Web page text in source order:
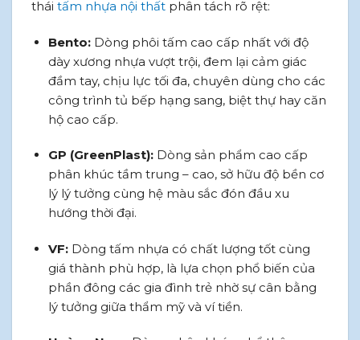
thái tấm nhựa nội thất phân tách rõ rệt:
Bento:Dòng phôi tấm cao cấp nhất với độ
dày xương nhựa vượt trội, đem lại cảm giác
đầm tay, chịu lực tối đa, chuyên dùng cho các
công trình tủ bếp hạng sang, biệt thự hay căn
hộ cao cấp.
GP (GreenPlast):Dòng sản phẩm cao cấp
phân khúc tầm trung – cao, sở hữu độ bền cơ
lý lý tưởng cùng hệ màu sắc đón đầu xu
hướng thời đại.
VF:Dòng tấm nhựa có chất lượng tốt cùng
giá thành phù hợp, là lựa chọn phổ biến của
phần đông các gia đình trẻ nhờ sự cân bằng
lý tưởng giữa thẩm mỹ và ví tiền.